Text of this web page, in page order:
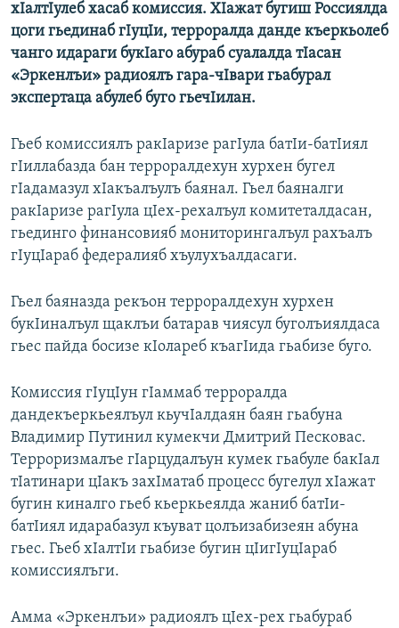
хIалтIулеб хасаб комиссия. ХIажат бугиш Россиялда
цоги гьединаб гIуцIи, терроралда данде къеркьолеб
чанго идараги букIаго абураб суалалда тIасан
«Эркенлъи» радиоялъ гара-чIвари гьабурал
экспертаца абулеб буго гьечIилан.
Гьеб комиссиялъ ракIаризе рагIула батIи-батIиял
гIиллабазда бан терроралдехун хурхен бугел
гIадамазул хIакъалъулъ баянал. Гьел баяналги
ракIаризе рагIула цIех-рехалъул комитеталдасан,
гьединго финансовияб мониторингалъул рахъалъ
гIуцIараб федералияб хъулухъалдасаги.
Гьел баяназда рекъон терроралдехун хурхен
букIиналъул щаклъи батарав чиясул буголъиялдаса
гьес пайда босизе кIолареб къагIида гьабизе буго.
Комиссия гIуцIун гIаммаб терроралда
дандекъеркьеялъул кьучIалдаян баян гьабуна
Владимир Путинил кумекчи Дмитрий Песковас.
Терроризмалъе гIарцудалъун кумек гьабуле бакIал
тIатинари цIакъ захIматаб процесс бугелул хIажат
бугин киналго гьеб кьеркьеялда жаниб батIи-
батIиял идарабазул къуват цолъизабизеян абуна
гьес. Гьеб хIалтIи гьабизе бугин цIигIуцIараб
комиссиялъги.
Амма «Эркенлъи» радиоялъ цIех-рех гьабураб